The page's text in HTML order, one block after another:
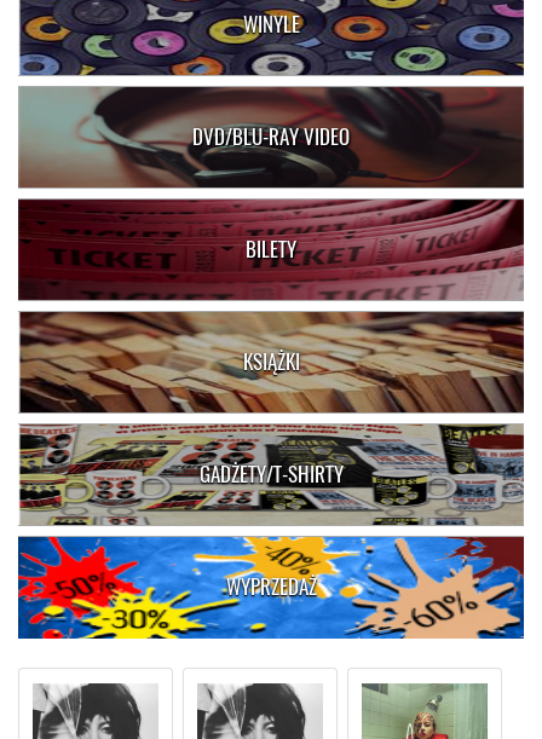
WINYLE
DVD/BLU-RAY VIDEO
BILETY
KSIĄŻKI
GADŻETY/T-SHIRTY
WYPRZEDAŻ